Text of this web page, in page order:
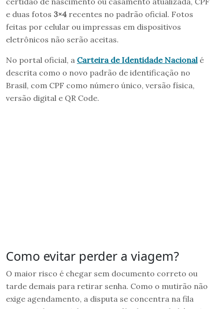
e duas fotos 3×4 recentes no padrão oficial. Fotos
feitas por celular ou impressas em dispositivos
eletrônicos não serão aceitas.
No portal oficial, a Carteira de Identidade Nacional é
descrita como o novo padrão de identificação no
Brasil, com CPF como número único, versão física,
versão digital e QR Code.
Como evitar perder a viagem?
O maior risco é chegar sem documento correto ou
tarde demais para retirar senha. Como o mutirão não
exige agendamento, a disputa se concentra na fila